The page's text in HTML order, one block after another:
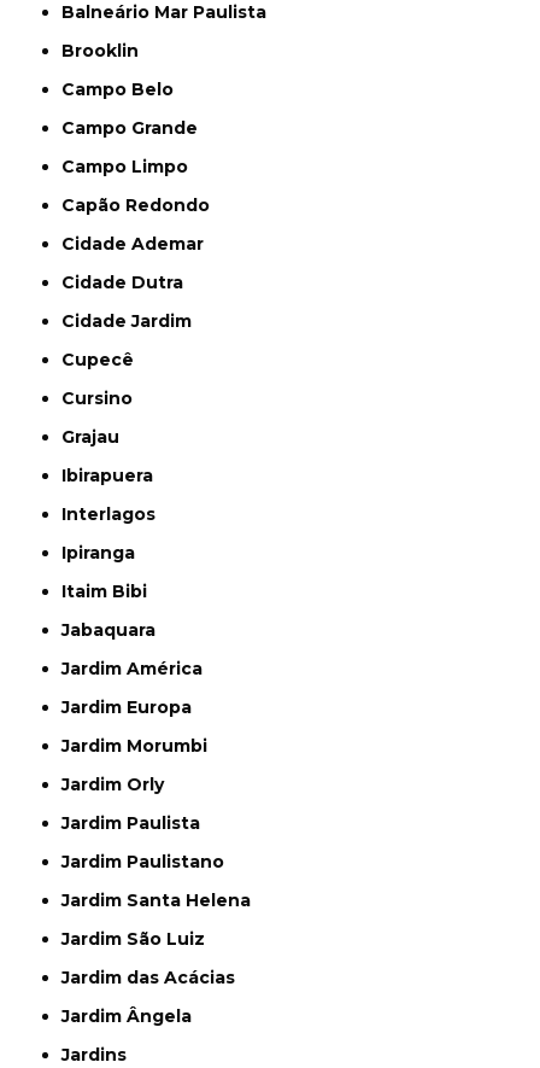
Balneário Mar Paulista
Brooklin
Campo Belo
Campo Grande
Campo Limpo
Capão Redondo
Cidade Ademar
Cidade Dutra
Cidade Jardim
Cupecê
Cursino
Grajau
Ibirapuera
Interlagos
Ipiranga
Itaim Bibi
Jabaquara
Jardim América
Jardim Europa
Jardim Morumbi
Jardim Orly
Jardim Paulista
Jardim Paulistano
Jardim Santa Helena
Jardim São Luiz
Jardim das Acácias
Jardim Ângela
Jardins